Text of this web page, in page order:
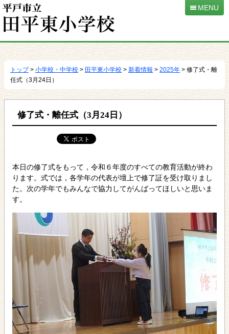
動
MENU
トップ> 小学校・中学校 > 田平東小学校 > 新着情報 > 2025年 > 修了式・離
任式（3月24日）
修了式・離任式（3月24日）
本日の修了式をもって，令和６年度のすべての教育活動が終わ
ります。式では，各学年の代表が壇上で修了証を受け取りまし
た。次の学年でもみんなで協力してがんばってほしいと思いま
す。